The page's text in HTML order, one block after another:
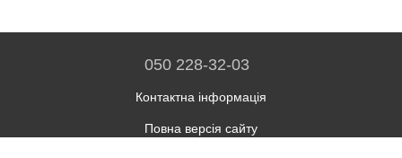
050 228-32-03
Контактна інформація
Повна версія сайту